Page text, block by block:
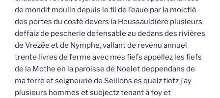
de mondit moulin depuis le fil de l’eaue par la moictié
des portes du costé devers la Houssauldière plusieurs
deffaiz de pescherie defensable au dedans des rivières
de Vrezée et de Nymphe, vallant de revenu annuel
trente livres de ferme avec mes fiefs appellez les fiefs
de la Mothe en la paroisse de Noelet deppendans de
ma terre et seigneurie de Seillons es quelz fiefz j’ay
plusieurs hommes et subjectz tenant à foy et